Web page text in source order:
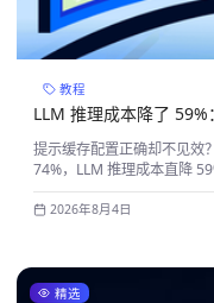
教程
LLM 推理成本降了
提示缓存配置正确却不见效
74%，LLM 推理成本直降
2026年8月4日
精选